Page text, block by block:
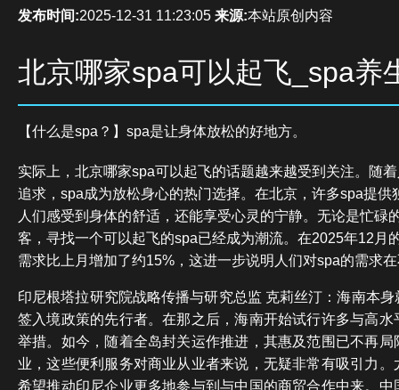
发布时间:2025-12-31 11:23:05 来源:本站原创内容
北京哪家spa可以起飞_spa养
【什么是spa？】spa是让身体放松的好地方。
实际上，北京哪家spa可以起飞的话题越来越受到关注。随
追求，spa成为放松身心的热门选择。在北京，许多spa提供
人们感受到身体的舒适，还能享受心灵的宁静。无论是忙碌
客，寻找一个可以起飞的spa已经成为潮流。在2025年12月
需求比上月增加了约15%，这进一步说明人们对spa的需求
印尼根塔拉研究院战略传播与研究总监 克莉丝汀：海南本
签入境政策的先行者。在那之后，海南开始试行许多与高
举措。如今，随着全岛封关运作推进，其惠及范围已不再
业，这些便利服务对商业从业者来说，无疑非常有吸引力
希望推动印尼企业更多地参与到与中国的商贸合作中来。